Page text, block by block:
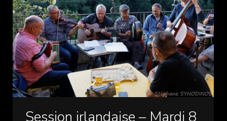
Session irlandaise – Mardi 8